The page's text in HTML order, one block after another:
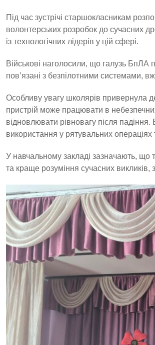
Під час зустрічі старшокласникам
волонтерських розробок до сучасних
із технологічних лідерів у цій сфері.
Військові наголосили, що галузь БпЛА
пов’язані з безпілотними системами,
Особливу увагу школярів привернула
пристрій може працювати в
відновлювати рівновагу після
використання у рятувальних операціях
У навчальному закладі зазначають, що
та краще розуміння сучасних викликів,